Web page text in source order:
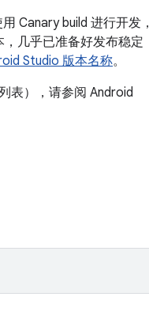
Canary build 进行开发，
几乎已准备好发布稳定
Studio 版本名称。
表），请参阅 Android